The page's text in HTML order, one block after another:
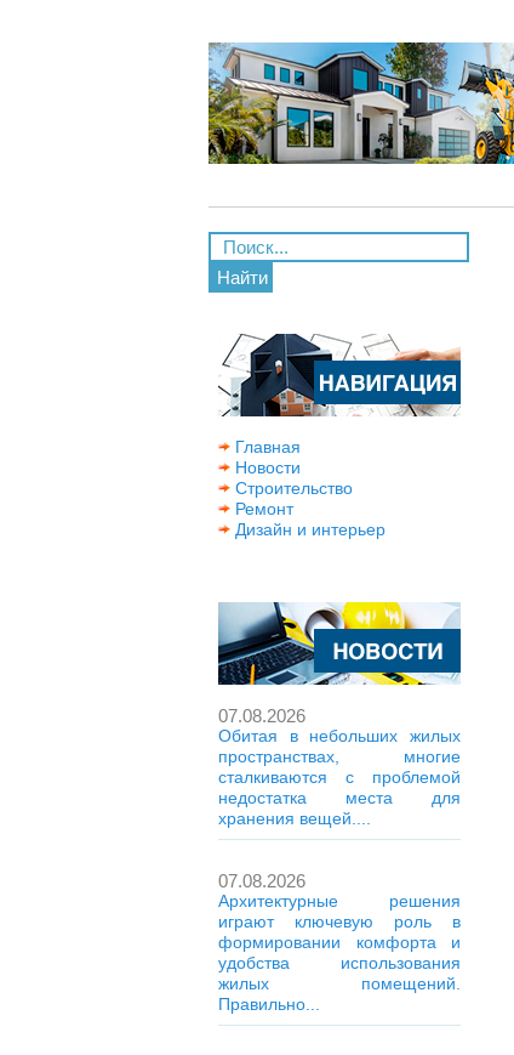
Найти
Главная
Новости
Строительство
Ремонт
Дизайн и интерьер
07.08.2026
Обитая в небольших жилых
пространствах, многие
сталкиваются с проблемой
недостатка места для
хранения вещей....
07.08.2026
Архитектурные решения
играют ключевую роль в
формировании комфорта и
удобства использования
жилых помещений.
Правильно...